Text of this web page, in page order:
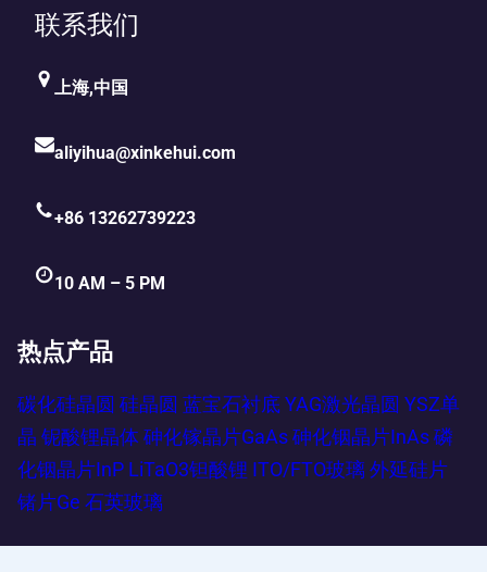
联系我们
上海,中国
aliyihua@xinkehui.com
+86 13262739223
10 AM – 5 PM
热点产品
碳化硅晶圆 硅晶圆 蓝宝石衬底 YAG激光晶圆 YSZ单
晶 铌酸锂晶体 砷化镓晶片GaAs 砷化铟晶片InAs 磷
化铟晶片InP LiTaO3钽酸锂 ITO/FTO玻璃 外延硅片
锗片Ge 石英玻璃